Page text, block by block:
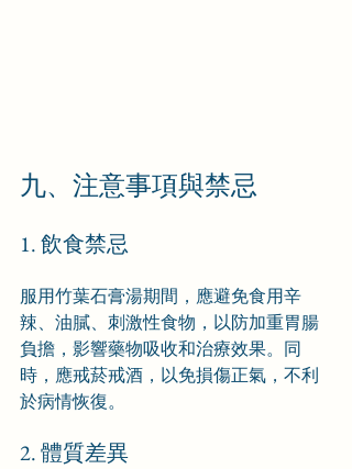
九、注意事項與禁忌
1. 飲食禁忌
服用竹葉石膏湯期間，應避免食用辛
辣、油膩、刺激性食物，以防加重胃腸
負擔，影響藥物吸收和治療效果。同
時，應戒菸戒酒，以免損傷正氣，不利
於病情恢復。
2. 體質差異